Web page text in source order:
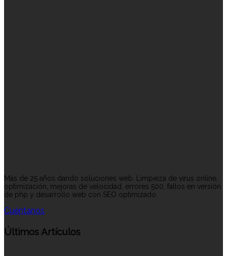
Más de 25 años dando soluciones web. Limpieza de virus online,
optimización, mejoras de velocidad, errores 500, fallos en versión
de php y desarrollo web con SEO optimizado.
Cuéntanos
Últimos Artículos